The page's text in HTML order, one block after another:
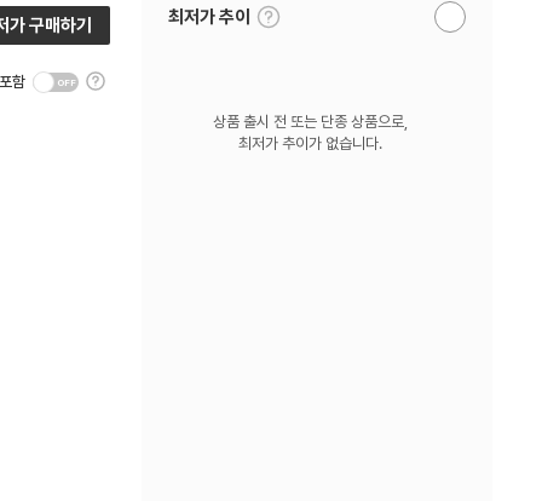
가 구매하기
함
툴
팁
최저가 추이
툴
팁
알
상품 출시 전 또는 단종 상품으로,
최저가 추이가 없습니다.